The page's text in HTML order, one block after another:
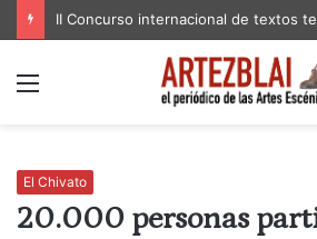
II Concurso internacional de textos
Menú
El Chivato
20.000 personas